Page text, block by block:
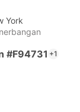
York
#F94731 +1